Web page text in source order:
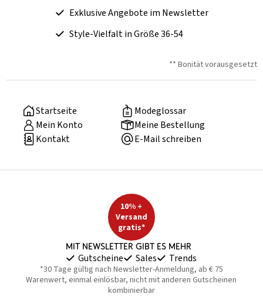
Exklusive Angebote im Newsletter
Style-Vielfalt in Größe 36-54
** Bonität vorausgesetzt
Startseite
Modeglossar
Mein Konto
Meine Bestellung
Kontakt
E-Mail schreiben
10% +
Versand
gratis*
Mit Newsletter gibt es mehr
Gutscheine Sales Trends
*30 Tage gültig nach Newsletter-Anmeldung, ab € 75
Warenwert, einmal einlösbar, nicht mit anderen Gutscheinen
kombinierbar